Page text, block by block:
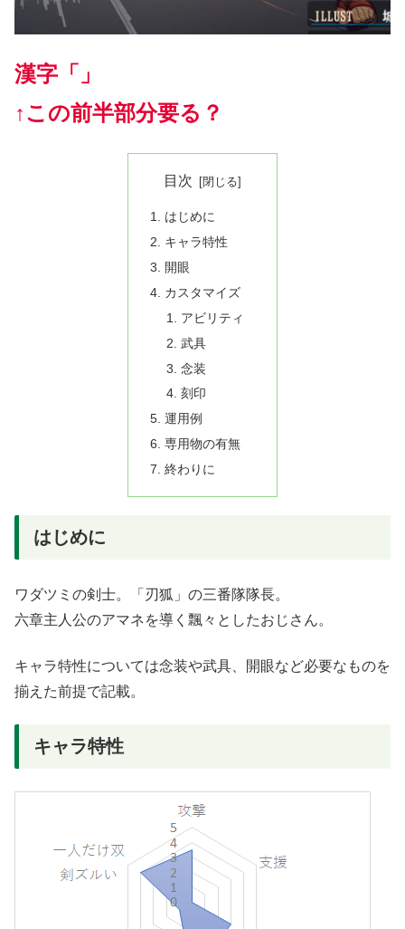
漢字「」
↑この前半部分要る？
目次
はじめに
キャラ特性
開眼
カスタマイズ
アビリティ
武具
念装
刻印
運用例
専用物の有無
終わりに
はじめに
ワダツミの剣士。「刃狐」の三番隊隊長。
六章主人公のアマネを導く飄々としたおじさん。
キャラ特性については念装や武具、開眼など必要なものを
揃えた前提で記載。
キャラ特性